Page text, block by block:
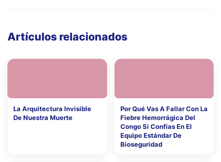
Artículos relacionados
La Arquitectura Invisible
De Nuestra Muerte
Por Qué Vas A Fallar Con La
Fiebre Hemorrágica Del
Congo Si Confías En El
Equipo Estándar De
Bioseguridad